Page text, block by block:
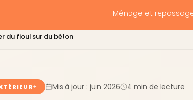
Ménage et
du fioul sur du béton
Mis à jour : juin 2026 4 min de lecture